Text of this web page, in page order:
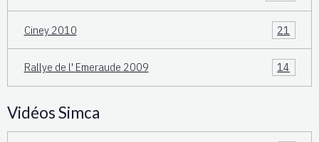
Ciney 2010 21
Rallye de l' Emeraude 2009 14
Vidéos Simca